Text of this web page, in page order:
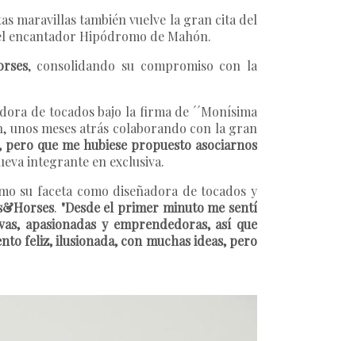
maravillas también vuelve la gran cita del
encantador Hipódromo de Mahón.
, consolidando su compromiso con la
de tocados bajo la firma de ´´Monísima
unos meses atrás colaborando con la gran
que me hubiese propuesto asociarnos
integrante en exclusiva.
su faceta como diseñadora de tocados y
. "Desde el primer minuto me sentí
apasionadas y emprendedoras, así que
feliz, ilusionada, con muchas ideas, pero